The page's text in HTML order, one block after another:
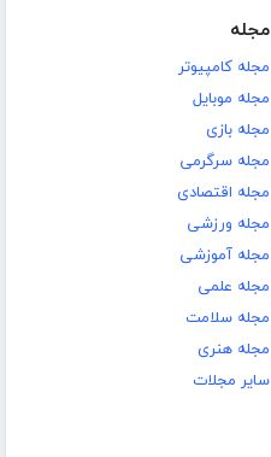
مجله
مجله کامپیوتر
مجله موبایل
مجله بازی
مجله سرگرمی
مجله اقتصادی
مجله ورزشی
مجله آموزشی
مجله علمی
مجله سلامت
مجله هنری
سایر مجلات